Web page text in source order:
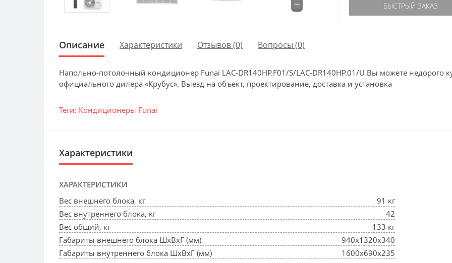
БЫСТРЫЙ ЗАКАЗ
Описание Характеристики Отзывов (0) Вопросы (0)
Напольно-потолочный кондиционер Funai LAC-DR140HP.F01/S/LAC-DR140HP.01/U Вы можете недорого
официального дилера «Крубус». Выезд на объект, проектирование, доставка и установка
Теги: Кондиционеры Funai
Характеристики
ХАРАКТЕРИСТИКИ
Вес внешнего блока, кг
91 кг
Вес внутреннего блока, кг
42
Вес общий, кг
133 кг
Габариты внешнего блока ШхВхГ (мм)
940х1320х340
Габариты внутреннего блока ШхВхГ (мм)
1600х690х235